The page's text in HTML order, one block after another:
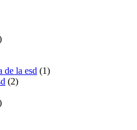
de la esd (1)
(2)